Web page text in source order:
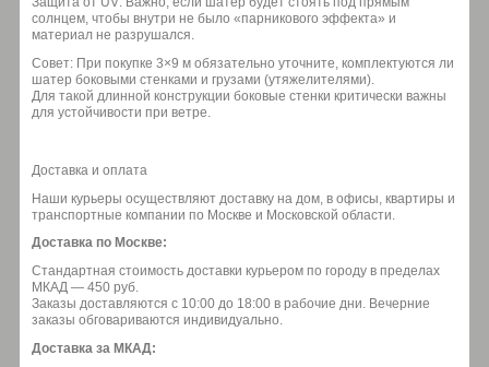
солнцем, чтобы внутри не было «парникового эффекта» и
материал не разрушался.
Совет: При покупке 3×9 м обязательно уточните, комплектуются ли
шатер боковыми стенками и грузами (утяжелителями).
Для такой длинной конструкции боковые стенки критически важны
для устойчивости при ветре.
Доставка и оплата
Наши курьеры осуществляют доставку на дом, в офисы, квартиры и
транспортные компании по Москве и Московской области.
Доставка по Москве:
Стандартная стоимость доставки курьером по городу в пределах
МКАД — 450 руб.
Заказы доставляются с 10:00 до 18:00 в рабочие дни. Вечерние
заказы обговариваются индивидуально.
Доставка за МКАД: